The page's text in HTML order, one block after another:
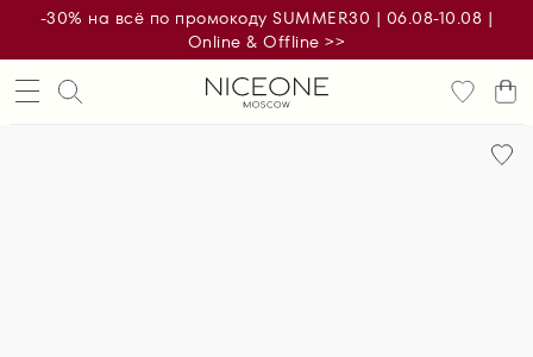
-30% на всё по промокоду SUMMER30 | 06.08-10.08 |
Online & Offline >>